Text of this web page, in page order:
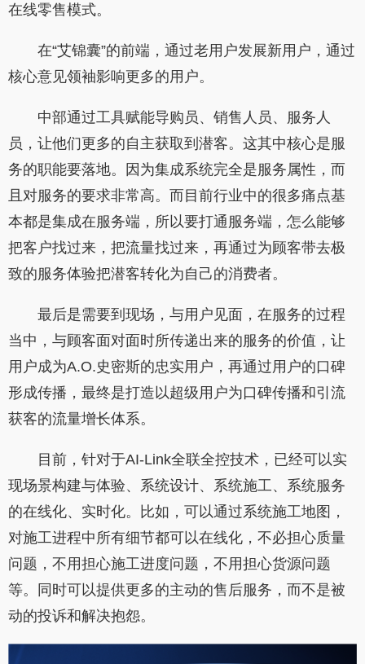
在线零售模式。
在“艾锦囊”的前端，通过老用户发展新用户，通过
核心意见领袖影响更多的用户。
中部通过工具赋能导购员、销售人员、服务人
员，让他们更多的自主获取到潜客。这其中核心是服
务的职能要落地。因为集成系统完全是服务属性，而
且对服务的要求非常高。而目前行业中的很多痛点基
本都是集成在服务端，所以要打通服务端，怎么能够
把客户找过来，把流量找过来，再通过为顾客带去极
致的服务体验把潜客转化为自己的消费者。
最后是需要到现场，与用户见面，在服务的过程
当中，与顾客面对面时所传递出来的服务的价值，让
用户成为A.O.史密斯的忠实用户，再通过用户的口碑
形成传播，最终是打造以超级用户为口碑传播和引流
获客的流量增长体系。
目前，针对于AI-Link全联全控技术，已经可以实
现场景构建与体验、系统设计、系统施工、系统服务
的在线化、实时化。比如，可以通过系统施工地图，
对施工进程中所有细节都可以在线化，不必担心质量
问题，不用担心施工进度问题，不用担心货源问题
等。同时可以提供更多的主动的售后服务，而不是被
动的投诉和解决抱怨。